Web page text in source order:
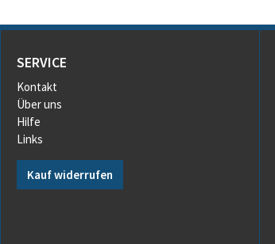
SERVICE
Kontakt
Über uns
Hilfe
Links
Kauf widerrufen